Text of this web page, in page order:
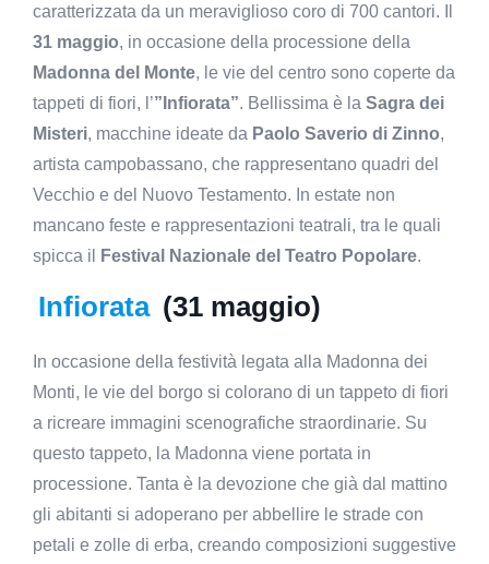
caratterizzata da un meraviglioso coro di 700 cantori. Il
31 maggio, in occasione della processione della
Madonna del Monte, le vie del centro sono coperte da
tappeti di fiori, l’”Infiorata”. Bellissima è la Sagra dei
Misteri, macchine ideate da Paolo Saverio di Zinno,
artista campobassano, che rappresentano quadri del
Vecchio e del Nuovo Testamento. In estate non
mancano feste e rappresentazioni teatrali, tra le quali
spicca il
Festival Nazionale del Teatro Popolare.
Infiorata (31 maggio)
In occasione della festività legata alla Madonna dei
Monti, le vie del borgo si colorano di un tappeto di fiori
a ricreare immagini scenografiche straordinarie. Su
questo tappeto, la Madonna viene portata in
processione. Tanta è la devozione che già dal mattino
gli abitanti si adoperano per abbellire le strade con
petali e zolle di erba, creando composizioni suggestive